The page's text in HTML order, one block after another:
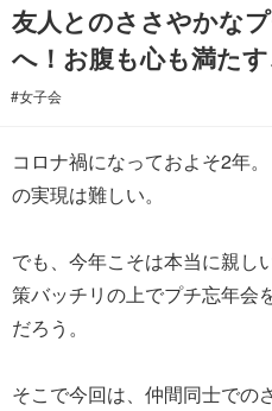
友人とのささやかな
へ！お腹も心も満た
#女子会
コロナ禍になっておよそ2年
の実現は難しい。
でも、今年こそは本当に親し
策バッチリの上でプチ忘年会
だろう。
そこで今回は、仲間同士での